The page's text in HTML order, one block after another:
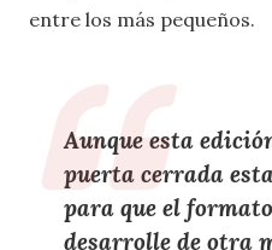
entre los más pequeños.
Aunque esta
puerta cerrada
para que el
desarrolle de otra